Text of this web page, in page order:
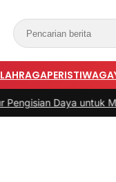
PERISTIWA
untuk Mobil